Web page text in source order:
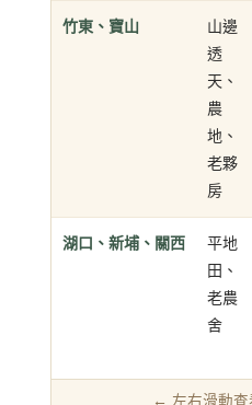
竹東、寶山
山邊
透
天、
農
地、
老夥
房
湖口、新埔、關西
平地
田、
老農
舍